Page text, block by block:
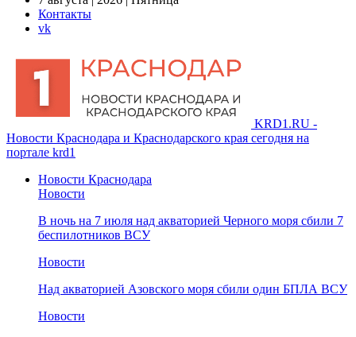
Контакты
vk
KRD1.RU -
Новости Краснодара и Краснодарского края сегодня на
портале krd1
Новости Краснодара
Новости
В ночь на 7 июля над акваторией Черного моря сбили 7
беспилотников ВСУ
Новости
Над акваторией Азовского моря сбили один БПЛА ВСУ
Новости